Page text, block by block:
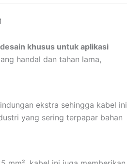
khusus untuk aplikasi
handal dan tahan lama,
ekstra sehingga kabel ini
yang sering terpapar bahan